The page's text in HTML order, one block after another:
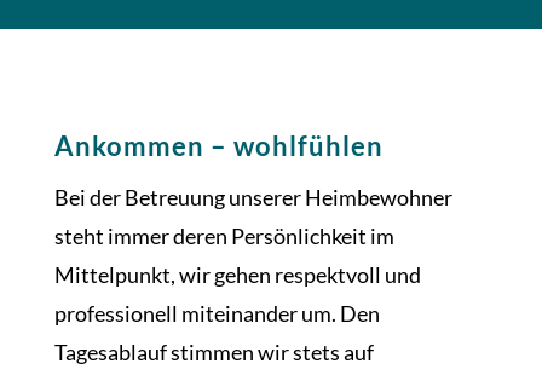
Ankommen – wohlfühlen
Bei der Betreuung unserer Heimbewohner
steht immer deren Persönlichkeit im
Mittelpunkt, wir gehen respektvoll und
professionell miteinander um. Den
Tagesablauf stimmen wir stets auf